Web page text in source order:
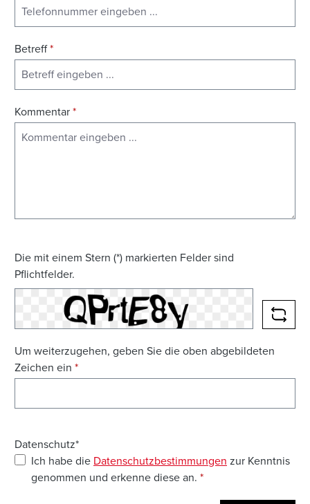
Betreff*
Kommentar*
Die mit einem Stern (*) markierten Felder sind
Pflichtfelder.
Um weiterzugehen, geben Sie die oben abgebildeten
Zeichen ein *
Datenschutz*
Ich habe die Datenschutzbestimmungen zur Kenntnis
genommen und erkenne diese an. *